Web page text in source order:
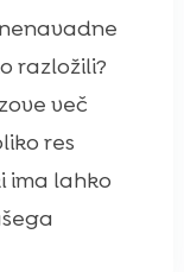
razložili?
več
res
ima lahko